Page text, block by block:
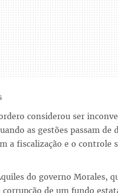
considerou ser
as gestões passam de
a fiscalização e o controle
do governo Morales,
de um fundo